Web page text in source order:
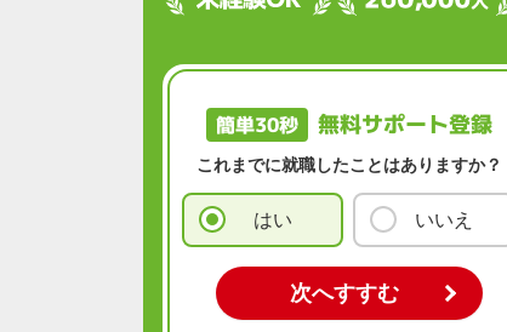
簡単30秒 無料サポート登録
これまでに就職したことはありますか？
はい いいえ